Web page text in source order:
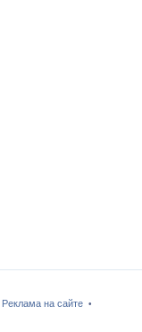
Реклама на сайте •